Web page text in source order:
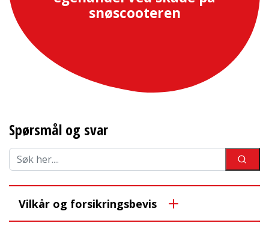
snøscooteren
Spørsmål og svar
Vilkår og forsikringsbevis